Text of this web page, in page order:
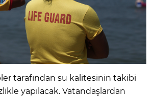
tarafından su kalitesinin takibi
yapılacak. Vatandaşlardan